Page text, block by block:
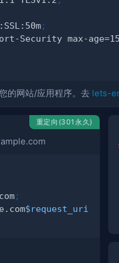
;
Security max-
的网站/应用程序。去 lets-
重定向(301永久)
;
$request_uri